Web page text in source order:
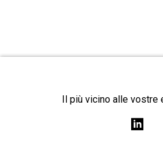
Il più vicino alle vostre